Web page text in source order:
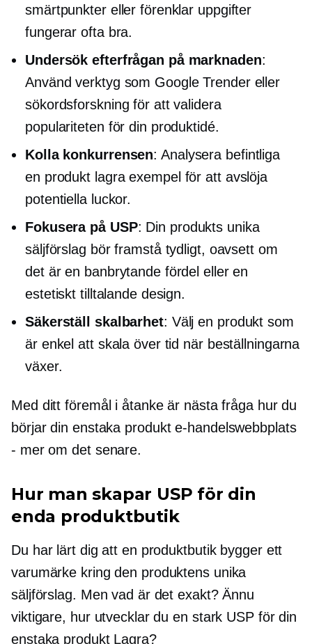
smärtpunkter eller förenklar uppgifter
fungerar ofta bra.
Undersök efterfrågan på marknaden:
Använd verktyg som Google Trender eller
sökordsforskning för att validera
populariteten för din produktidé.
Kolla konkurrensen: Analysera befintliga
en produkt lagra exempel för att avslöja
potentiella luckor.
Fokusera på USP: Din produkts unika
säljförslag bör framstå tydligt, oavsett om
det är en banbrytande fördel eller en
estetiskt tilltalande design.
Säkerställ skalbarhet: Välj en produkt som
är enkel att skala över tid när beställningarna
växer.
Med ditt föremål i åtanke är nästa fråga hur du
börjar din enstaka produkte-handelswebbplats
- mer om det senare.
Hur man skapar USP för din
enda produktbutik
Du har lärt dig att en produktbutik bygger ett
varumärke kring den produktens unika
säljförslag. Men vad är det exakt? Ännu
viktigare, hur utvecklar du en stark USP för din
enstaka produktLagra?